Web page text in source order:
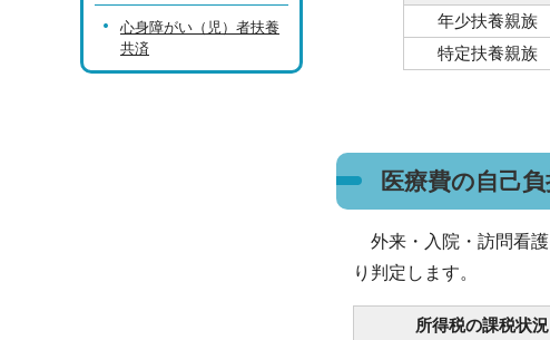
年少扶養親族
特定扶養親族
医療費の自己
外来・入院・訪問看護
り判定します。
所得税の課税状況
心身障がい（児）者扶養
共済